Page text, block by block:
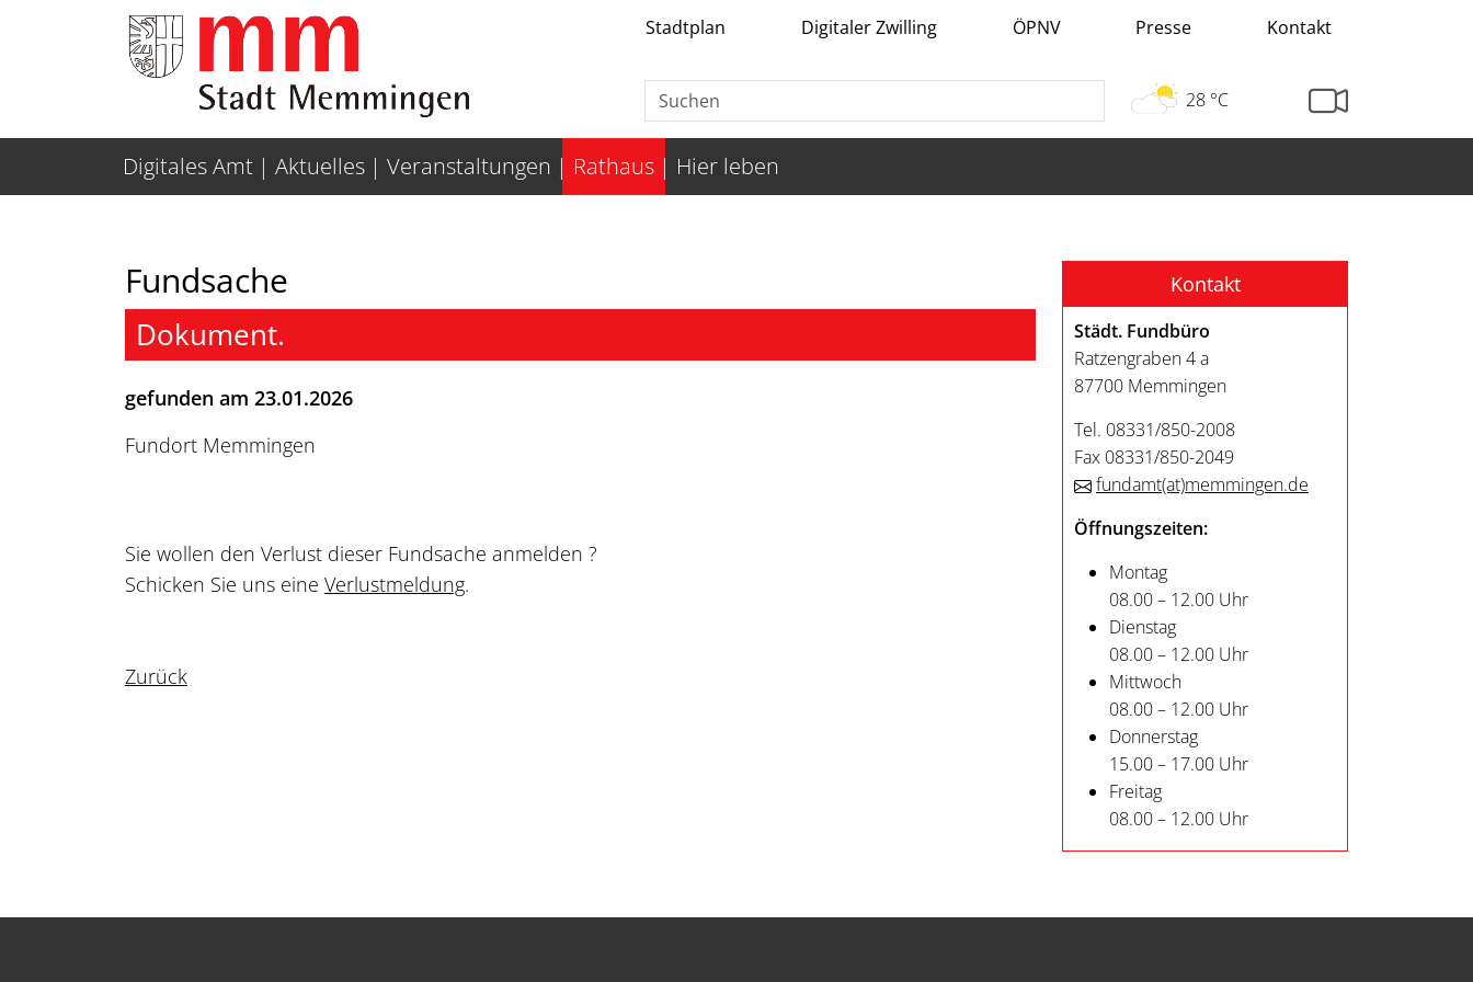
Weiter zur Navigation Weiter zum Inhalt Stadtplan Digitaler Zwilling ÖPNV Presse Kontakt
28 °C
Digitales Amt Aktuelles Veranstaltungen Rathaus Hier leben
Fundsache
Dokument.
gefunden am 23.01.2026
Fundort Memmingen
Sie wollen den Verlust dieser Fundsache anmelden ?
Schicken Sie uns eine Verlustmeldung.
Zurück
Kontakt
Städt. Fundbüro
Ratzengraben 4 a
87700 Memmingen
Tel. 08331/850-2008
Fax 08331/850-2049
fundamt(at)memmingen.de
Öffnungszeiten:
Montag
08.00 – 12.00 Uhr
Dienstag
08.00 – 12.00 Uhr
Mittwoch
08.00 – 12.00 Uhr
Donnerstag
15.00 – 17.00 Uhr
Freitag
08.00 – 12.00 Uhr